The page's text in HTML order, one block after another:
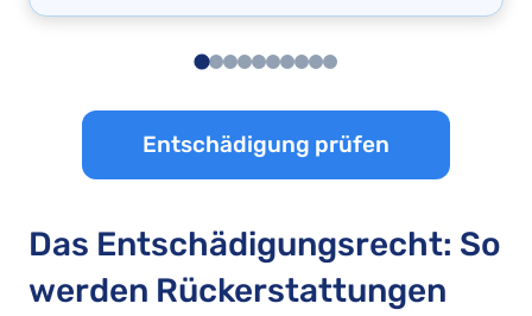
Entschädigung prüfen
Das Entschädigungsrecht: So
werden Rückerstattungen